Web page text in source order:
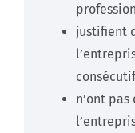
justifient
n’ont